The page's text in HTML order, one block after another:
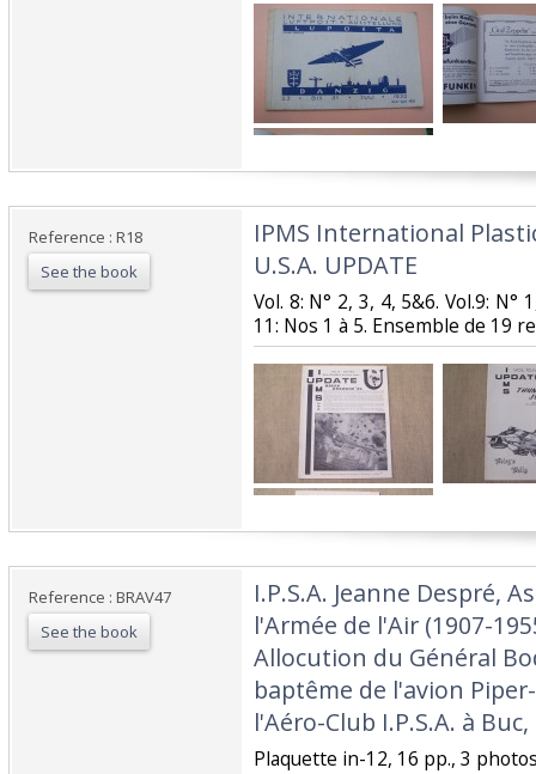
Reference : R18
See the book
‎IPMS International
U.S.A. UPDATE‎
‎Vol. 8: N° 2, 3, 4, 5&6. Vol.9: N°
11: Nos 1 à 5. Ensemble de 19
Reference : BRAV47
See the book
‎I.P.S.A. Jeanne Despré,
l'Armée de l'Air (1907-
Allocution du Général
baptême de l'avion Piper-
l'Aéro-Club I.P.S.A. à
‎Plaquette in-12, 16 pp., 3